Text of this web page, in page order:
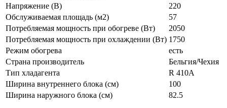
Напряжение (В)
220
Обслуживаемая площадь (м2)
57
Потребляемая мощность при обогреве (Вт)
2050
Потребляемая мощность при охлаждении (Вт) 1750
Режим обогрева
есть
Страна производитель
Бельгия/Чехия
Тип хладагента
R 410A
Ширина внутреннего блока (см)
100
Ширина наружного блока (см)
82.5